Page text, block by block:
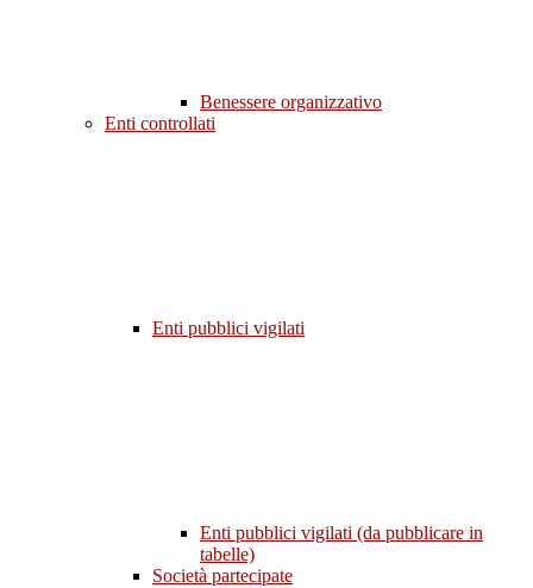
Benessere organizzativo
Enti controllati
Enti pubblici vigilati
Enti pubblici vigilati (da pubblicare in
tabelle)
Società partecipate